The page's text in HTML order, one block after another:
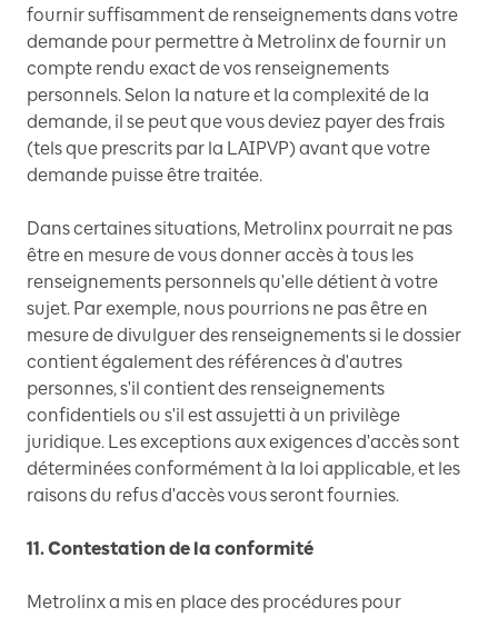
fournir suffisamment de renseignements dans votre
demande pour permettre à Metrolinx de fournir un
compte rendu exact de vos renseignements
personnels. Selon la nature et la complexité de la
demande, il se peut que vous deviez payer des frais
(tels que prescrits par la LAIPVP) avant que votre
demande puisse être traitée.
Dans certaines situations, Metrolinx pourrait ne pas
être en mesure de vous donner accès à tous les
renseignements personnels qu'elle détient à votre
sujet. Par exemple, nous pourrions ne pas être en
mesure de divulguer des renseignements si le dossier
contient également des références à d'autres
personnes, s'il contient des renseignements
confidentiels ou s'il est assujetti à un privilège
juridique. Les exceptions aux exigences d'accès sont
déterminées conformément à la loi applicable, et les
raisons du refus d'accès vous seront fournies.
11. Contestation de la conformité
Metrolinx a mis en place des procédures pour